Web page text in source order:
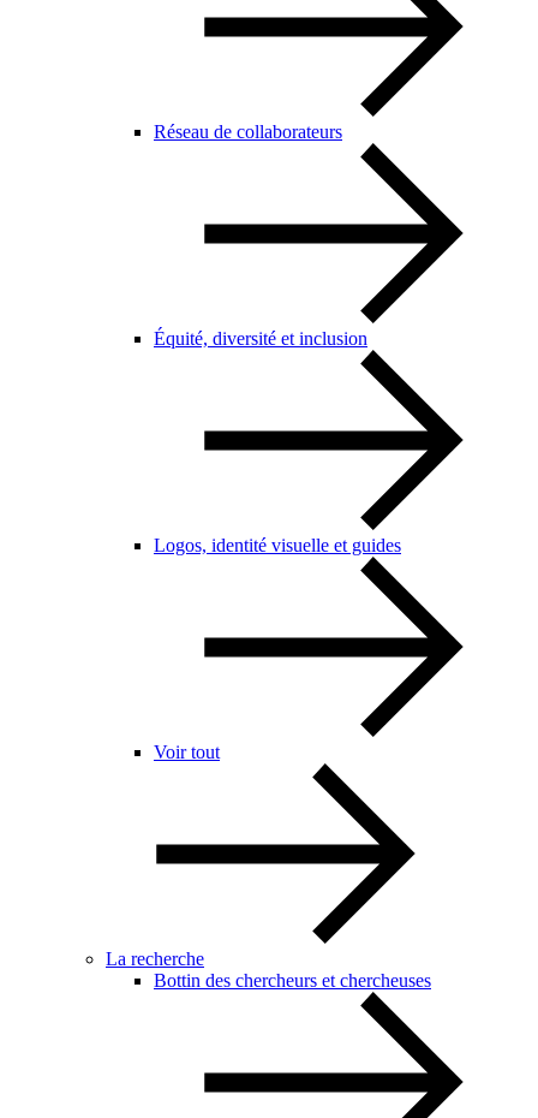
Réseau de collaborateurs
Équité, diversité et inclusion
Logos, identité visuelle et guides
Voir tout
La recherche
Bottin des chercheurs et chercheuses